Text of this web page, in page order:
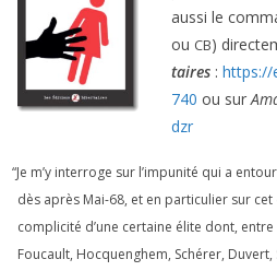
aus­si le
ou CB)
taires : https://​
740 ou sur
dzr
“Je m’y inter­roge sur l’impunité qui a
dès après Mai-68, et en par­ti­cu­lier sur
com­pli­ci­té d’une cer­taine élite dont,
Foucault, Hocquenghem, Schérer,